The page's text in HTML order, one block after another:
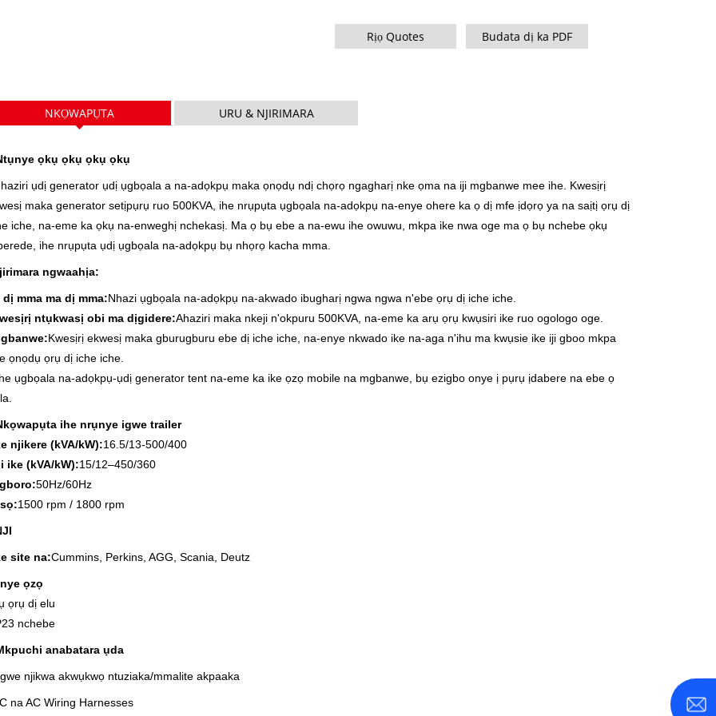
K Sereis 7-49 kVA
P Series 250-1100 KVA
DE Series 250-825 KVA
D Series 165-935 KVA
M Series 1100-4000 kVA
Rịọ Quotes Budata dị ka PDF
NKỌWAPỤTA URU & NJIRIMARA
ọkụ ọkụ ọkụ ọkụ
haziri ụdị generator ụdị ụgbọala a na-adọkpụ maka ọnọdụ ndị chọrọ ngagharị nke ọma na iji mgbanwe mee ihe. Kwesịrị
maka generator setịpụrụ ruo 500KVA, ihe nrụpụta ụgbọala na-adọkpụ na-enye ohere ka ọ dị mfe ịdọrọ ya na saịtị ọrụ dị
iche, na-eme ka ọkụ na-enweghị nchekasị. Ma ọ bụ ebe a na-ewu ihe owuwu, mkpa ike nwa oge ma ọ bụ nchebe ọkụ
ihe nrụpụta ụdị ụgbọala na-adọkpụ bụ nhọrọ kacha mma.
ngwaahịa:
dị mma ma dị mma:Nhazi ụgbọala na-adọkpụ na-akwado ibugharị ngwa ngwa n'ebe ọrụ dị iche iche.
ntụkwasị obi ma dịgidere:Ahaziri maka nkeji n'okpuru 500KVA, na-eme ka arụ ọrụ kwụsiri ike ruo ogologo oge.
Kwesịrị ekwesị maka gburugburu ebe dị iche iche, na-enye nkwado ike na-aga n'ihu ma kwụsie ike iji gboo mkpa
ọnọdụ ọrụ dị iche iche.
ụgbọala na-adọkpụ-ụdị generator tent na-eme ka ike ọzọ mobile na mgbanwe, bụ ezigbo onye ị pụrụ ịdabere na ebe ọ
ihe nrụnye igwe trailer
njikere (kVA/kW):16.5/13-500/400
ike (kVA/kW):15/12–450/360
50Hz/60Hz
1500 rpm / 1800 rpm
site na:Cummins, Perkins, AGG, Scania, Deutz
ọzọ
ọrụ dị elu
nchebe
anabatara ụda
njikwa akwụkwọ ntuziaka/mmalite akpaaka
na AC Wiring Harnesses